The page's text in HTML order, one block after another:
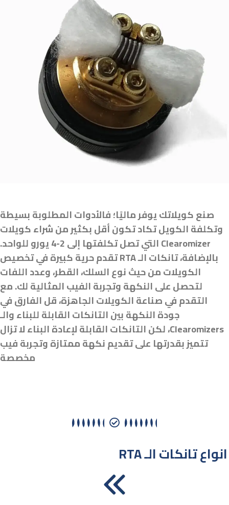
صنع كويلاتك يوفر ماليًا؛ فالأدوات المطلوبة بسيطة
وتكلفة الكويل تكاد تكون أقل بكثير من شراء كويلات
Clearomizer التي تصل تكلفتها إلى 2-4 يورو للواحد.
بالإضافة، تانكات الـ RTA تقدم حرية كبيرة في تخصيص
الكويلات من حيث نوع السلك، القطر، وعدد اللفات
لتحصل على النكهة وتجربة الفيب المثالية لك. مع
التقدم في صناعة الكويلات الجاهزة، قل الفارق في
جودة النكهة بين التانكات القابلة للبناء والـ
Clearomizers، لكن التانكات القابلة لإعادة البناء لا تزال
تتميز بقدرتها على تقديم نكهة ممتازة وتجربة فيب
مخصصة
RTA انواع تانكات الـ